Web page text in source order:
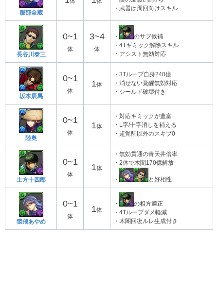
服部全蔵
・武器は周回向けスキル
長谷川泰三
0~1
体
3~4
体
・
のサブ候補
・4Tギミック解除スキル
・アシスト無効対応
坂本辰馬
0~1
体
1体
・3Tループ自身240億
・消せない覚醒無効対応
・シールド破壊付き
陸奥
0~1
体
1体
・対応ギミックが豊富
・L字/十字消しを補える
・超覚醒以外のスキブ0
土方十四郎
0~1
体
1体
・無効貫通の青天井倍率
・2体で木闇170億解放
・ と好相性
猿飛あやめ
0~1
体
1体
・
の相方適正
・4Tループダメ軽減
・木闇回復ルレ生成付き